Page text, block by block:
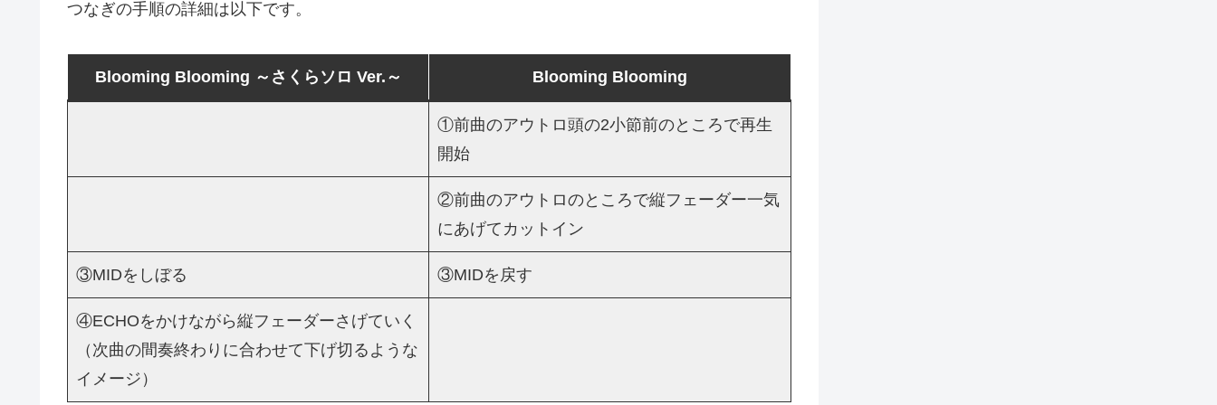
つなぎの手順の詳細は以下です。
Blooming Blooming ～さくらソロ Ver.～ Blooming Blooming
①前曲のアウトロ頭の2小節前のところで再生
開始
②前曲のアウトロのところで縦フェーダー一気
にあげてカットイン
③MIDをしぼる ③MIDを戻す
④ECHOをかけながら縦フェーダーさげていく
（次曲の間奏終わりに合わせて下げ切るような
イメージ）